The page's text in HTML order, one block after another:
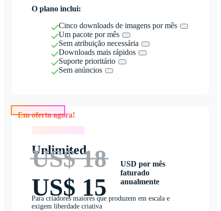
O plano inclui:
Cinco downloads de imagens por mês
Um pacote por mês
Sem atribuição necessária
Downloads mais rápidos
Suporte prioritário
Sem anúncios
Unlimited
US$ 18
US$ 15
USD por mês
faturado
anualmente
Para criadores maiores que produzem em escala e
exigem liberdade criativa